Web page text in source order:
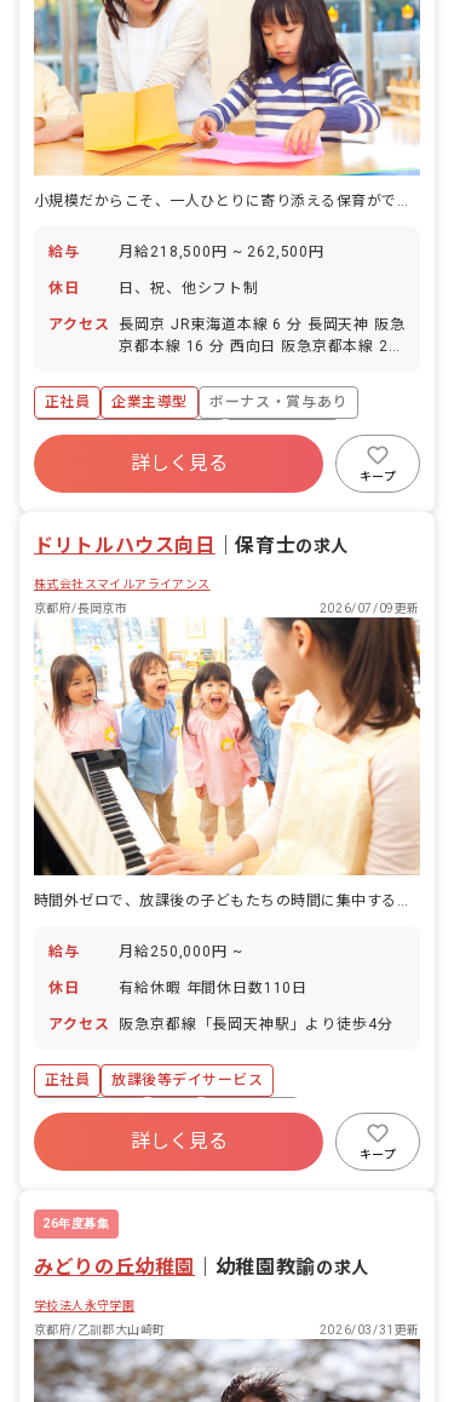
小規模だからこそ、一人ひとりに寄り添える保育ができる！昇給あり。
給与 月給218,500円 ~ 262,500円
休日 日、祝、他シフト制
アクセス
長岡京 JR東海道本線 6 分 長岡天神 阪急
京都本線 16 分 西向日 阪急京都本線 23
阪本線 29 分
正社員 企業主導型
ボーナス・賞与あり
寮・住宅・家賃補助あり
社会保険完備
車通勤可
詳しく見る
キープ
ドリトルハウス向日 ｜保育士の求人
株式会社スマイルアライアンス
京都府/長岡京市
2026/07/09更新
給与 月給250,000円 ~
休日 有給休暇 年間休日数110日
アクセス 阪急京都線「長岡天神駅」より徒歩4分
正社員
放課後等デイサービス
社会保険完備
有給 残業少なめ
詳しく見る
キープ
26年度募集
みどりの丘幼稚園 幼稚園教諭の求人
学校法人永守学園
京都府/乙訓郡大山崎町
2026/03/31更新